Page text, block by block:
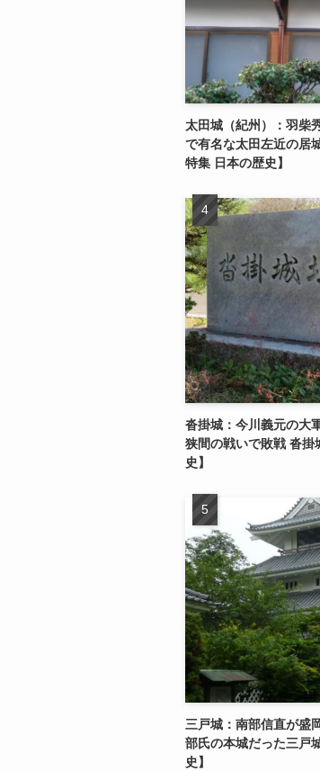
太田城（紀州）：羽柴
で有名な太田左近の居
特集 日本の歴史】
沓掛城：今川義元の大
狭間の戦いで敗戦 沓掛
史】
三戸城：南部信直が盛
部氏の本城だった三戸
史】